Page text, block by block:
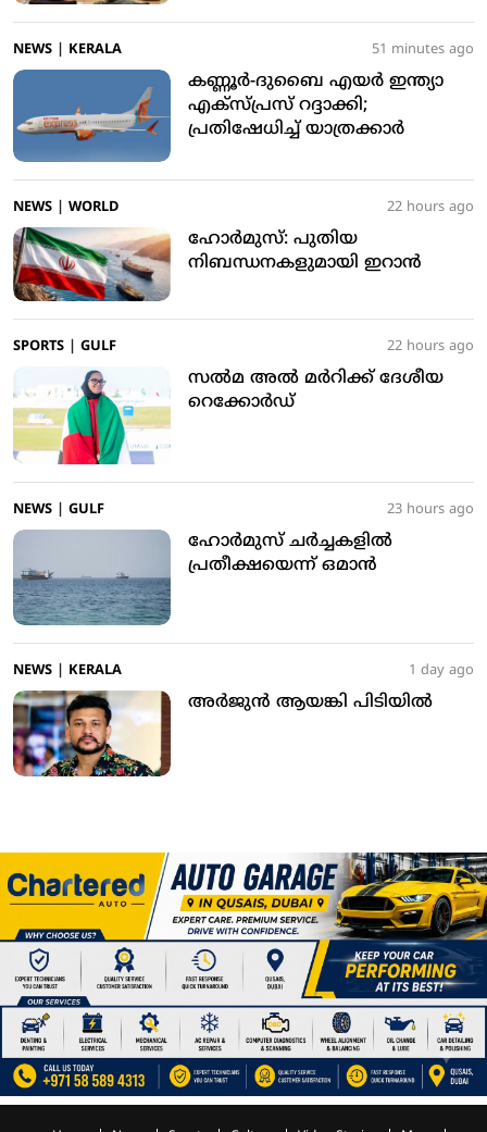
രീതിയില്‍’ ചര്‍ച്ചയെന്ന് ട്രംപ്
NEWS KERALA 51 minutes ago
കണ്ണൂര്‍-ദുബൈ എയര്‍ ഇന്ത്യാ
എക്‌സ്പ്രസ് റദ്ദാക്കി;
പ്രതിഷേധിച്ച് യാത്രക്കാര്‍
NEWS WORLD 22 hours ago
ഹോർമുസ്: പുതിയ
നിബന്ധനകളുമായി ഇറാൻ
SPORTS GULF 22 hours ago
സൽമ അൽ മർറിക്ക് ദേശീയ
റെക്കോർഡ്
NEWS GULF 23 hours ago
ഹോർമുസ് ചർച്ചകളിൽ
പ്രതീക്ഷയെന്ന് ഒമാൻ
NEWS KERALA 1 day ago
അര്‍ജുന്‍ ആയങ്കി പിടിയില്‍